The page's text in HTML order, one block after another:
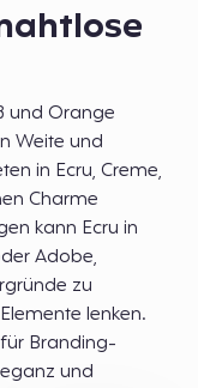
und Orange
Weite und
in Ecru, Creme,
Charme
kann Ecru in
Adobe,
zu
lenken.
Branding-
und